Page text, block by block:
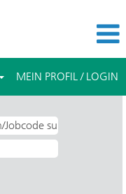
MEIN PROFIL / LOGIN